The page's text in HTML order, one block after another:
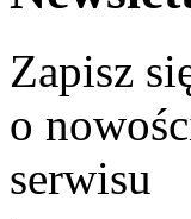
Zapisz
o
serwisu